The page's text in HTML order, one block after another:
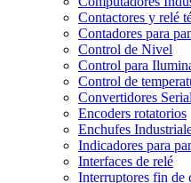
Contactores y relé
Contadores para
Control de Nivel
Control para
Control de
Convertidores
Encoders rotatorios
Enchufes
Indicadores para
Interfaces de relé
Interruptores fin de